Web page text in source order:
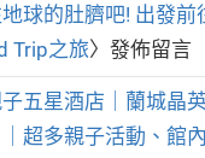
球的肚臍吧! 出發前
Trip之旅〉發佈留言
五星酒店｜蘭城晶
超多親子活動、館